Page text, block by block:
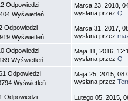
Odpowiedzi
Wyświetleń
Marca 23, 2018,
wysłana przez Q
Odpowiedzi
Wyświetleń
Marca 31, 2017,
wysłana przez
Odpowiedzi
Wyświetleń
Maja 11, 2016,
wysłana przez Q
Odpowiedzi
Wyświetleń
Maja 25, 2015,
wysłana przez
1 Odpowiedzi Lutego 05, 2015,